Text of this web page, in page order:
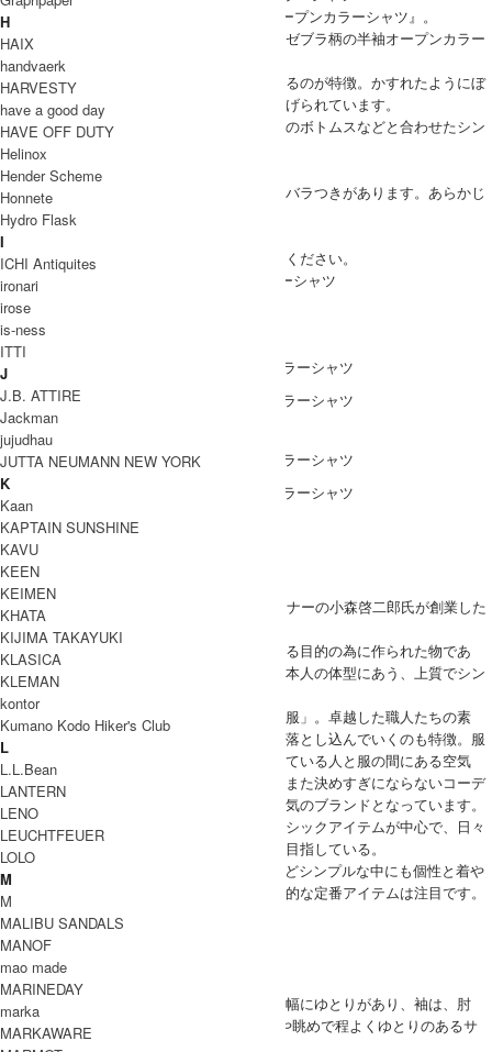
COMOLI（コモリ）より、『ZEBRA 半袖オープンカラーシャツ』。
薄手のレーヨン生地を使用して製作された、ゼブラ柄の半袖オープンカラー
シャツです。
生地のプリントの裏面をあえて表使いしているのが特徴。かすれたようにぼ
やけ、強さを抑えた馴染みの良い表情に仕上げられています。
アイテム自体に存在感があるため、ブラックのボトムスなどと合わせたシン
プルなスタイリングがおすすめの一着です。
【attention】
・この製品は製品洗いの為、サイズに若干のバラつきがあります。あらかじ
めご了承下さい。
・洗濯の時は、ネットをご使用ください。
・アイロンをかける場合は、当て布をご使用ください。
COMOLI(コモリ) ZEBRA 半袖オープンカラーシャツ
COODINATE
DETAIL
ブランド紹介
COMOLI
「COMOLI（コモリ）」は、2011年にデザイナーの小森啓二郎氏が創業した
日本のファッションブランド。
「すべての洋服の原型は欧米から生まれ、ある目的の為に作られた物であ
る」という基本概念のもと、日本の気候と日本人の体型にあう、上質でシン
プルな日常着を提案。
ブランドコンセプトは「日本の風景に馴染む服」。卓越した職人たちの素
材、縫製、パターンを独自のデザインの中に落とし込んでいくのも特徴。服
作りにおいて一番大事にしていることは「着ている人と服の間にある空気
感」。見た目と袖を通したときのギャップ、また決めすぎにならないコーデ
を演出できるとあって、大人のメンズに大人気のブランドとなっています。
シンプルなデザインで着回しがしやすいベーシックアイテムが中心で、日々
の暮らしをより良く上質なものにすることを目指している。
またCOMOLIシャツやタイロッケンコートなどシンプルな中にも個性と着や
すさ、合わせやすさの光る、ブランドの代表的な定番アイテムは注目です。
COMOLI 取り扱い商品
MODEL
(VOICE) サイズ2で肩幅身幅にゆとりがあり、袖は、肘
が隠れるくらい着丈もやや眺めで程よくゆとりのあるサ
H
HAIX
handvaerk
HARVESTY
have a good day
HAVE OFF DUTY
Helinox
Hender Scheme
Honnete
Hydro Flask
I
ICHI Antiquites
ironari
irose
is-ness
ITTI
J
J.B. ATTIRE
Jackman
jujudhau
JUTTA NEUMANN NEW YORK
K
Kaan
KAPTAIN SUNSHINE
KAVU
KEEN
KEIMEN
KHATA
KIJIMA TAKAYUKI
KLASICA
KLEMAN
kontor
Kumano Kodo Hiker's Club
L
L.L.Bean
LANTERN
LENO
LEUCHTFEUER
LOLO
M
M
MALIBU SANDALS
MANOF
mao made
MARINEDAY
marka
MARKAWARE